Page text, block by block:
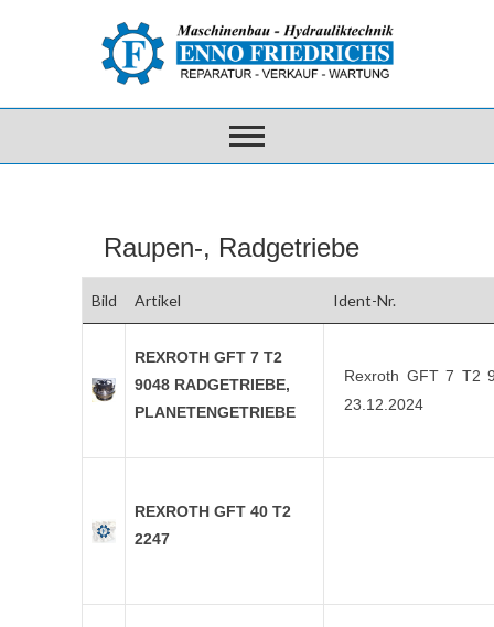
Raupen-, Radgetriebe
Bild Artikel Ident-Nr.
REXROTH GFT 7 T2
9048 RADGETRIEBE,
PLANETENGETRIEBE
Rexroth GFT 7 T2
23.12.2024
REXROTH GFT 40 T2
2247